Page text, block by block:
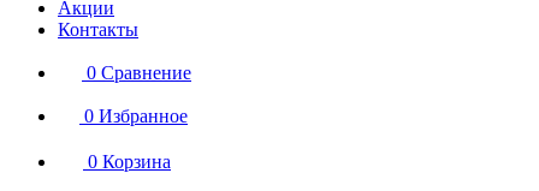
Акции
Контакты
0 Сравнение
0 Избранное
0 Корзина